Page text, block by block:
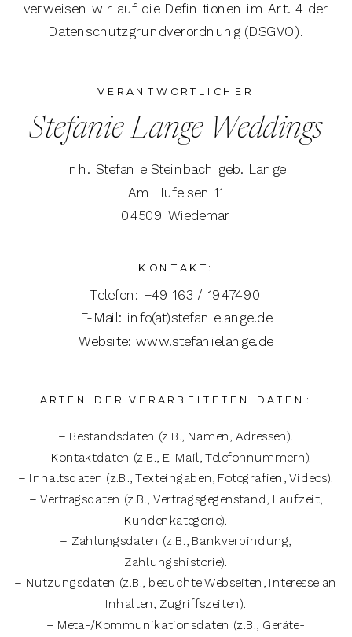
– Bestandsdaten (z.B., Namen, Adressen).
– Kontaktdaten (z.B., E-Mail, Telefonnummern).
– Inhaltsdaten (z.B., Texteingaben, Fotografien, Videos).
– Vertragsdaten (z.B., Vertragsgegenstand, Laufzeit,
Kundenkategorie).
– Zahlungsdaten (z.B., Bankverbindung,
Zahlungshistorie).
– Nutzungsdaten (z.B., besuchte Webseiten, Interesse an
Inhalten, Zugriffszeiten).
– Meta-/Kommunikationsdaten (z.B., Geräte-
ARTEN DER VERARBEITETEN DATEN:
Telefon: +49 163 / 1947490
E-Mail: info(at)stefanielange.de
Website: www.stefanielange.de
KONTAKT:
Inh. Stefanie Steinbach geb. Lange
Am Hufeisen 11
04509 Wiedemar
Stefanie Lange Weddings
VERANTWORTLICHER
verweisen wir auf die Definitionen im Art. 4 der
Datenschutzgrundverordnung (DSGVO).